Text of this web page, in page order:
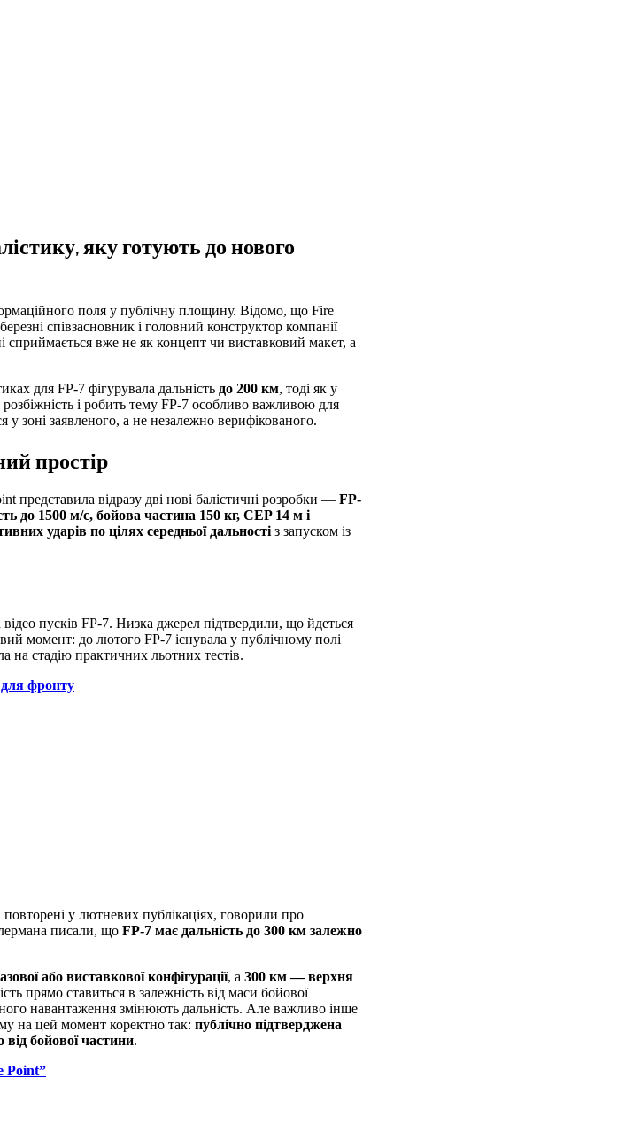
яку готують до нового
поля у публічну площину. Відомо, що Fire
співзасновник і головний конструктор компанії
вже не як концепт чи виставковий макет, а
для FP-7 фігурувала дальність до 200 км, тоді як у
і робить тему FP-7 особливо важливою для
у зоні заявленого, а не незалежно верифікованого.
простір
представила відразу дві нові балістичні розробки — FP-
до 1500 м/с, бойова частина 150 кг, CEP 14 м і
ударів по цілях середньої дальності з запуском із
пусків FP-7. Низка джерел підтвердили, що йдеться
момент: до лютого FP-7 існувала у публічному полі
на стадію практичних льотних тестів.
фронту
у лютневих публікаціях, говорили про
писали, що FP-7 має дальність до 300 км залежно
або виставкової конфігурації, а 300 км — верхня
прямо ставиться в залежність від маси бойової
навантаження змінюють дальність. Але важливо інше
на цей момент коректно так: публічно підтверджена
бойової частини.
Point”